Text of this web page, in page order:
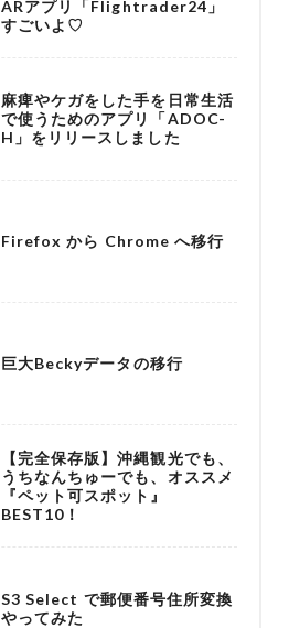
ARアプリ「Flightrader24」
すごいよ♡
麻痺やケガをした手を日常生活
で使うためのアプリ「ADOC-
H」をリリースしました
Firefox から Chrome へ移行
巨大Beckyデータの移行
【完全保存版】沖縄観光でも、
うちなんちゅーでも、オススメ
『ペット可スポット』
BEST10！
S3 Select で郵便番号住所変換
やってみた